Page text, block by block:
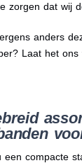
zorgen dat wij
anders
Laat het ons
een compacte